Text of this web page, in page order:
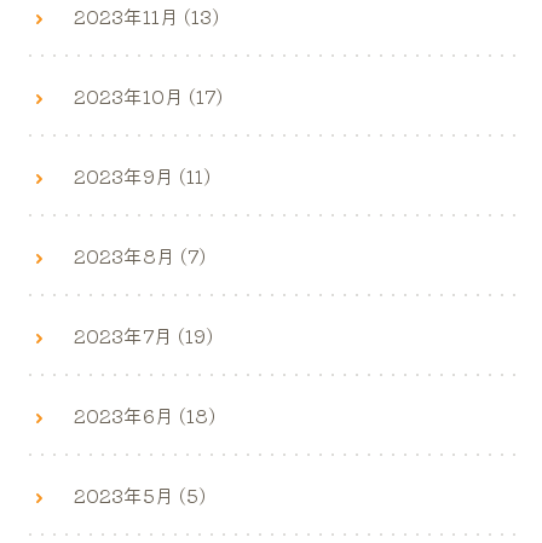
2023年11月 (13)
2023年10月 (17)
2023年9月 (11)
2023年8月 (7)
2023年7月 (19)
2023年6月 (18)
2023年5月 (5)